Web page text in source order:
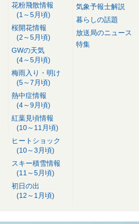
花粉飛散情報
(1～5月頃)
桜開花情報
(2～5月頃)
GWの天気
(4～5月頃)
梅雨入り・明け
(5～7月頃)
熱中症情報
(4～9月頃)
紅葉見頃情報
(10～11月頃)
ヒートショック
(10～3月頃)
スキー積雪情報
(11～5月頃)
初日の出
(12～1月頃)
気象予報士解説
暮らしの話題
放送局のニュース
特集